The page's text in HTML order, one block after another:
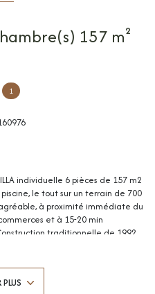
Villa 6 pièce(s) 4 chambre(s) 157 m²
1
individuelle 6 pièces de 157 m2
le tout sur un terrain de 700
à proximité immédiate du
et à 15-20 min
traditionnelle de 1992
comprend : - Au rez-de-
rangements, un double
PLUS